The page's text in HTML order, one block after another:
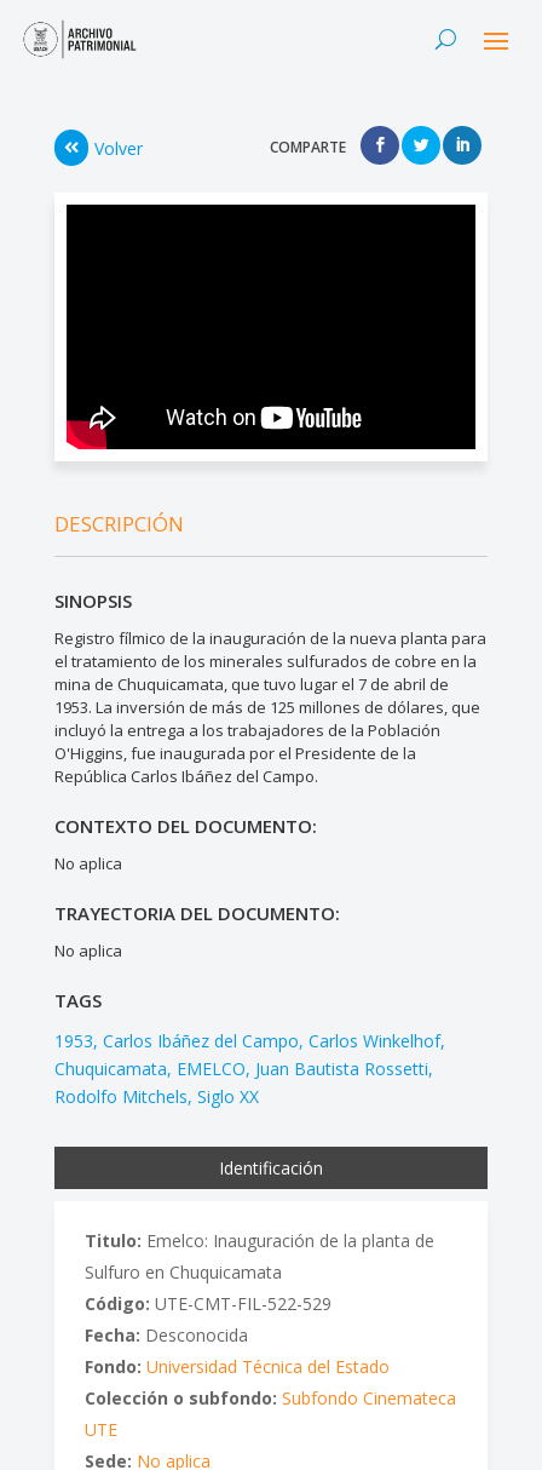
Volver COMPARTE
DESCRIPCIÓN
SINOPSIS
Registro fílmico de la inauguración de la nueva planta para
el tratamiento de los minerales sulfurados de cobre en la
mina de Chuquicamata, que tuvo lugar el 7 de abril de
1953. La inversión de más de 125 millones de dólares, que
incluyó la entrega a los trabajadores de la Población
O'Higgins, fue inaugurada por el Presidente de la
República Carlos Ibáñez del Campo.
CONTEXTO DEL DOCUMENTO:
No aplica
TRAYECTORIA DEL DOCUMENTO:
No aplica
TAGS
1953 Carlos Ibáñez del Campo Carlos Winkelhof
Chuquicamata EMELCO Juan Bautista Rossetti
Rodolfo Mitchels Siglo XX
Identificación
Titulo: Emelco: Inauguración de la planta de
Sulfuro en Chuquicamata
Código: UTE-CMT-FIL-522-529
Fecha: Desconocida
Fondo: Universidad Técnica del Estado
Colección o subfondo: Subfondo Cinemateca
UTE
Sede: No aplica